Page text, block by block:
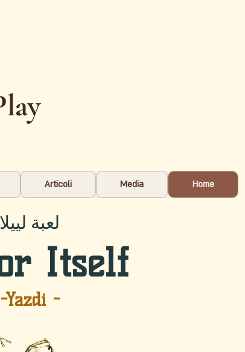
Home
Media
Articoli
Play لعبة لييلا
-
Itself